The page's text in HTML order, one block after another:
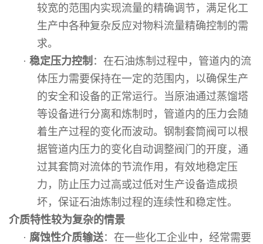
较宽的范围内实现流量的精确调节，满足化工
生产中各种复杂反应对物料流量精确控制的需
求。
· 稳定压力控制 ：在石油炼制过程中，管道内的流
体压力需要保持在一定的范围内，以确保生产
的安全和设备的正常运行。当原油通过蒸馏塔
等设备进行分离和炼制时，管道内的压力会随
着生产过程的变化而波动。钢制套筒阀可以根
据管道内压力的变化自动调整阀门的开度，通
过其套筒对流体的节流作用，有效地稳定压
力，防止压力过高或过低对生产设备造成损
坏，保证石油炼制过程的连续性和稳定性。
介质特性较为复杂的情景
· 腐蚀性介质输送：在一些化工企业中，经常需要